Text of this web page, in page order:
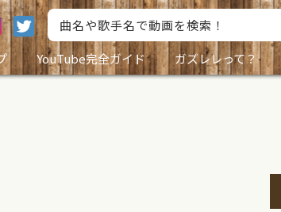
YouTube完全ガイド ガズレレって？